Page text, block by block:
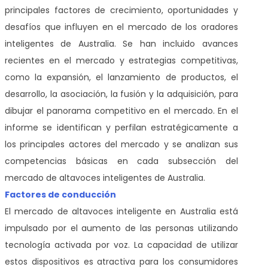
principales factores de crecimiento, oportunidades y
desafíos que influyen en el mercado de los oradores
inteligentes de Australia. Se han incluido avances
recientes en el mercado y estrategias competitivas,
como la expansión, el lanzamiento de productos, el
desarrollo, la asociación, la fusión y la adquisición, para
dibujar el panorama competitivo en el mercado. En el
informe se identifican y perfilan estratégicamente a
los principales actores del mercado y se analizan sus
competencias básicas en cada subsección del
mercado de altavoces inteligentes de Australia.
Factores de conducción
El mercado de altavoces inteligente en Australia está
impulsado por el aumento de las personas utilizando
tecnología activada por voz. La capacidad de utilizar
estos dispositivos es atractiva para los consumidores